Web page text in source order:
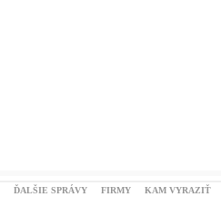
ĎALŠIE SPRÁVY FIRMY KAM VYRAZIŤ